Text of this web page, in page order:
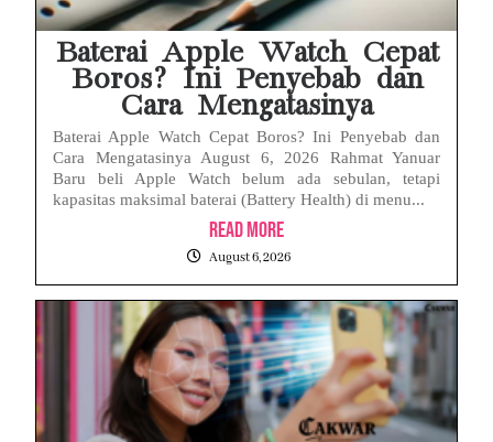
Baterai Apple Watch Cepat
Boros? Ini Penyebab dan
Cara Mengatasinya
Baterai Apple Watch Cepat Boros? Ini Penyebab dan
Cara Mengatasinya August 6, 2026 Rahmat Yanuar
Baru beli Apple Watch belum ada sebulan, tetapi
kapasitas maksimal baterai (Battery Health) di menu...
Read More
August 6, 2026